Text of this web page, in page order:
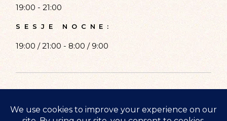
19:00 - 21:00
SESJE NOCNE:
19:00 / 21:00 - 8:00 / 9:00
Wszelkie prawa zastrzeżone.